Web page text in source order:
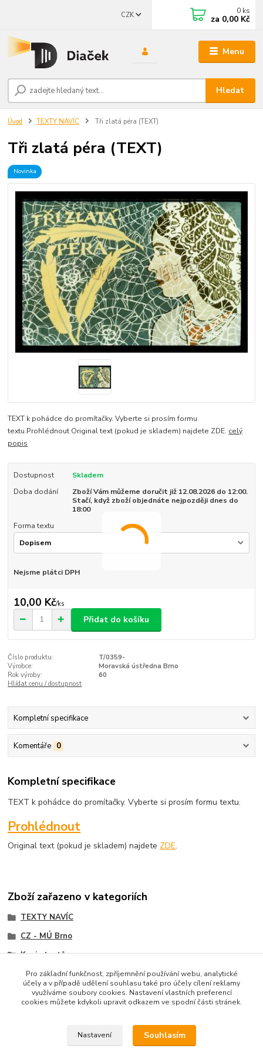
Menu
CZK
Hledat
0 ks
za 0,00 Kč
Úvod TEXTY NAVÍC Tři zlatá péra (TEXT)
Tři zlatá péra (TEXT)
Novinka
TEXT k pohádce do promítačky. Vyberte si prosím formu
textu.Prohlédnout Original text (pokud je skladem) najdete ZDE. celý
popis
Dostupnost
Skladem
Doba dodání
Zboží Vám můžeme doručit již 12.08.2026 do 12:00.
Stačí, když zboží objednáte nejpozději dnes do
18:00
Forma textu
Nejsme plátci DPH
10,00 Kč/ks
Přidat do košíku
Číslo produktu:
T/0359-
Výrobce:
Moravská ústředna Brno
Rok výroby:
60
Hlídat cenu / dostupnost
Kompletní specifikace
Komentáře 0
Kompletní specifikace
TEXT k pohádce do promítačky. Vyberte si prosím formu textu.
Prohlédnout
Original text (pokud je skladem) najdete ZDE.
Zboží zařazeno v kategoriích
TEXTY NAVÍC
CZ - MÚ Brno
Kopie textů
Upravit sběr cookies.
Pro základní funkčnost, zpříjemnění používání webu, analytické
účely a v případě udělení souhlasu také pro účely cílení reklamy
využíváme soubory cookies. Nastavení vlastních preferencí
cookies můžete kdykoli upravit odkazem ve spodní části stránek.
Nastavení Souhlasím